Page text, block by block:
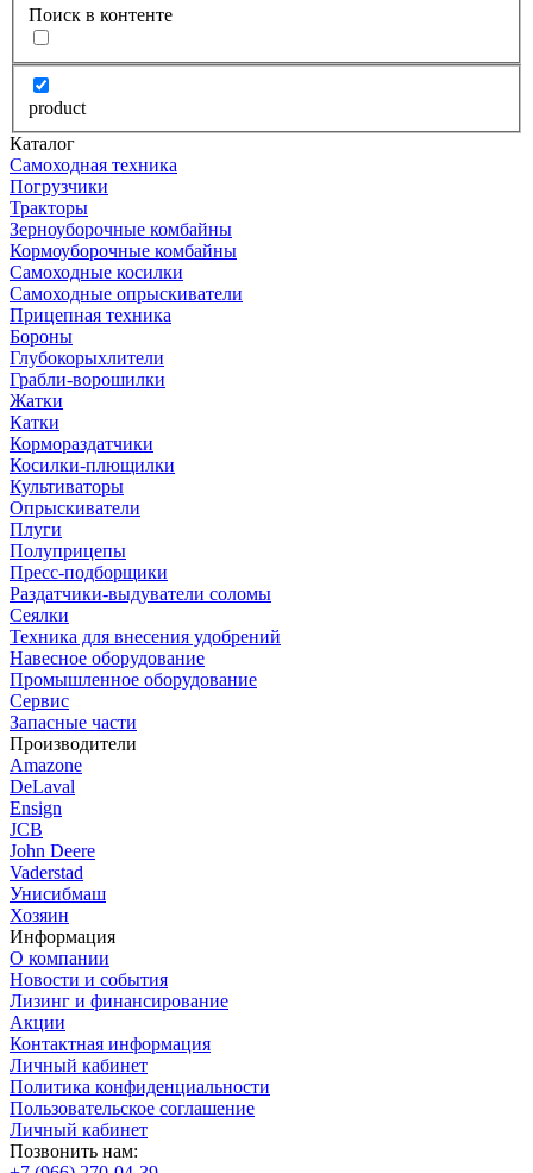
Поиск в контенте
product
Каталог
Самоходная техника
Погрузчики
Тракторы
Зерноуборочные комбайны
Кормоуборочные комбайны
Самоходные косилки
Самоходные опрыскиватели
Прицепная техника
Бороны
Глубокорыхлители
Грабли-ворошилки
Жатки
Катки
Кормораздатчики
Косилки-плющилки
Культиваторы
Опрыскиватели
Плуги
Полуприцепы
Пресс-подборщики
Раздатчики-выдуватели соломы
Сеялки
Техника для внесения удобрений
Навесное оборудование
Промышленное оборудование
Сервис
Запасные части
Производители
Amazone
DeLaval
Ensign
JCB
John Deere
Vaderstad
Унисибмаш
Хозяин
Информация
О компании
Новости и события
Лизинг и финансирование
Акции
Контактная информация
Личный кабинет
Политика конфиденциальности
Пользовательское соглашение
Личный кабинет
Позвонить нам: